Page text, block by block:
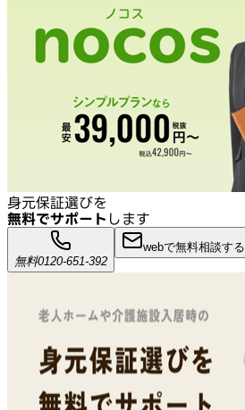
身元保証選びを
無料でサポート します
無料0120-651-392
webで無料相談する